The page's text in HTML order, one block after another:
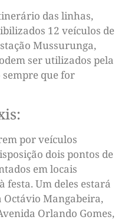
das linhas,
12 veículos de
Mussurunga,
ser utilizados pela
sempre que for
por veículos
dois pontos de
em locais
festa. Um deles estará
Mangabeira,
Orlando Gomes,